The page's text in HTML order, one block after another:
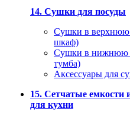
14. Сушки для посуды
Сушки в верхнюю
шкаф)
Сушки в нижнюю
тумба)
Аксессуары для
15. Сетчатые емкости
для кухни